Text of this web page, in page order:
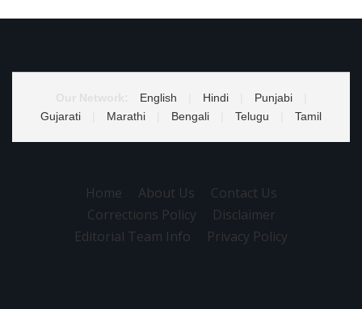
English Hindi Punjabi
Gujarati
Marathi Bengali Telugu Tamil
Home About Us
Contact Us
Corrections Policy
Disclaimer
Editorial Team Info
Privacy Policy